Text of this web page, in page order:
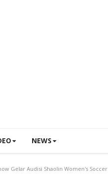
NEWS
Gelar Audisi Shaolin Women's Soccer